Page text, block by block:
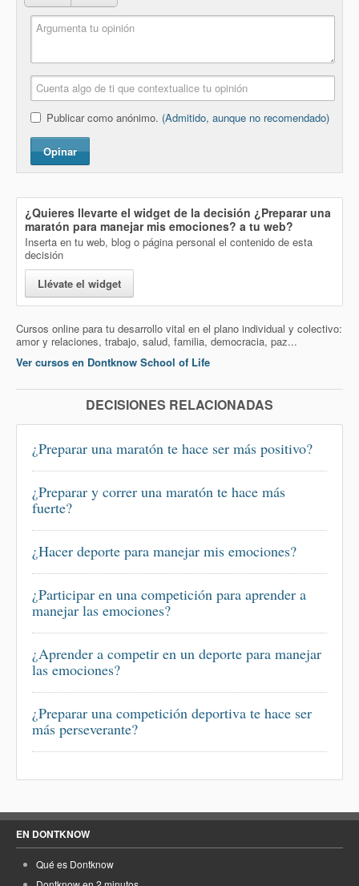
Publicar como anónimo. (Admitido, aunque no recomendado)
Opinar
¿Quieres llevarte el widget de la decisión ¿Preparar una
maratón para manejar mis emociones? a tu web?
Inserta en tu web, blog o página personal el contenido de esta
decisión
Llévate el widget
Cursos online para tu desarrollo vital en el plano individual y colectivo:
amor y relaciones, trabajo, salud, familia, democracia, paz...
Ver cursos en Dontknow School of Life
DECISIONES RELACIONADAS
¿Preparar una maratón te hace ser más positivo?
¿Preparar y correr una maratón te hace más
fuerte?
¿Hacer deporte para manejar mis emociones?
¿Participar en una competición para aprender a
manejar las emociones?
¿Aprender a competir en un deporte para manejar
las emociones?
¿Preparar una competición deportiva te hace ser
más perseverante?
EN DONTKNOW
Qué es Dontknow